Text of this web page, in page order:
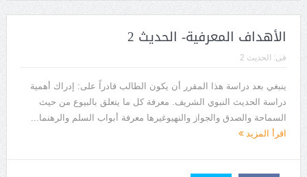
الأهداف المعرفية- الحديث 2
فى: الحديث 2
ينبغي بعد دراسة هذا المقرر أن يكون الطالب قادراً على: إدراك أهمية
دراسة الحديث النبوي الشريف. معرفة كل ما يتعلق بالبيوع من حيث
السماحة والصدق والجواز والنهيوغيرها معرفة أبواب السلم والرهنما...
اقرأ المزيد